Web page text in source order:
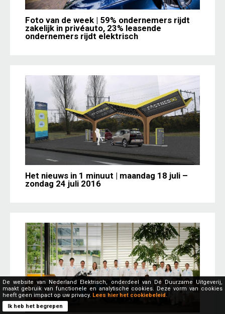
Foto van de week | 59% ondernemers rijdt
zakelijk in privéauto, 23% leasende
ondernemers rijdt elektrisch
Het nieuws in 1 minuut | maandag 18 juli –
zondag 24 juli 2016
De website van Nederland Elektrisch, onderdeel van Dé Duurzame Uitgeverij,
maakt gebruik van functionele en analytische cookies. Deze vorm van cookies
heeft geen impact op uw privacy. Lees hier het cookiebeleid.
Ik heb het begrepen